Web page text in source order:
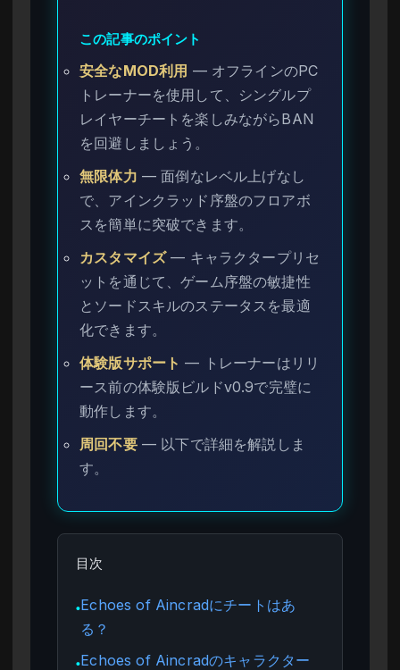
この記事のポイント
安全なMOD利用 — オフラインのPC
トレーナーを使用して、シングルプ
レイヤーチートを楽しみながらBAN
を回避しましょう。
無限体力 — 面倒なレベル上げなし
で、アインクラッド序盤のフロアボ
スを簡単に突破できます。
カスタマイズ— キャラクタープリセ
ットを通じて、ゲーム序盤の敏捷性
とソードスキルのステータスを最適
化できます。
体験版サポート — トレーナーはリリ
ース前の体験版ビルドv0.9で完璧に
動作します。
周回不要— 以下で詳細を解説しま
す。
目次
●Echoes of Aincradにチートはあ
る？
●Echoes of Aincradのキャラクター